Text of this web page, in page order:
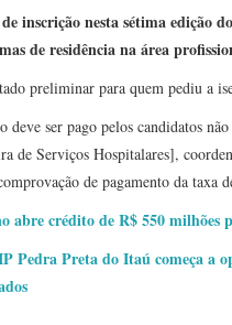
inscrição nesta sétima edição
de residência na área
preliminar para quem pediu a
deve ser pago pelos candidatos
de Serviços Hospitalares],
de pagamento da taxa
abre crédito de R$ 550 milhões
Pedra Preta do Itaú começa a